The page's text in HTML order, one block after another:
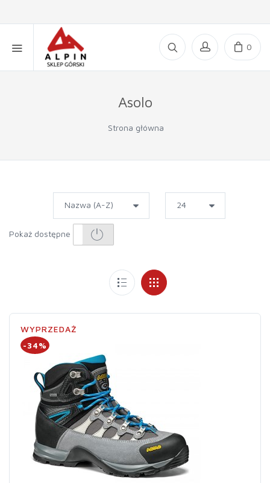
0
Asolo
Strona główna
Pokaż dostępne
WYPRZEDAŻ
-34%